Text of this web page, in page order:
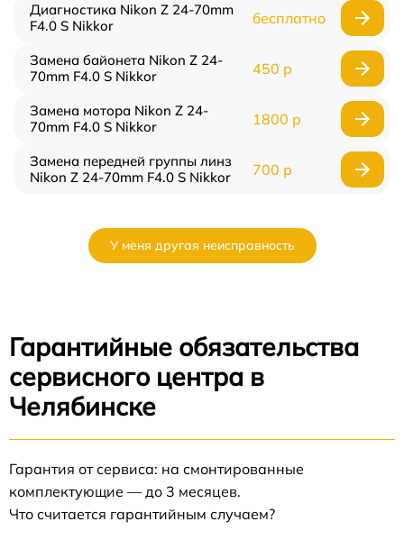
Диагностика Nikon Z 24-70mm
F4.0 S Nikkor
бесплатно
Замена байонета Nikon Z 24-
70mm F4.0 S Nikkor
450 р
Замена мотора Nikon Z 24-
70mm F4.0 S Nikkor
1800 р
Замена передней группы линз
Nikon Z 24-70mm F4.0 S Nikkor
700 р
У меня другая неисправность
Гарантийные обязательства
сервисного центра в
Челябинске
Гарантия от сервиса: на смонтированные
комплектующие — до 3 месяцев.
Что считается гарантийным случаем?